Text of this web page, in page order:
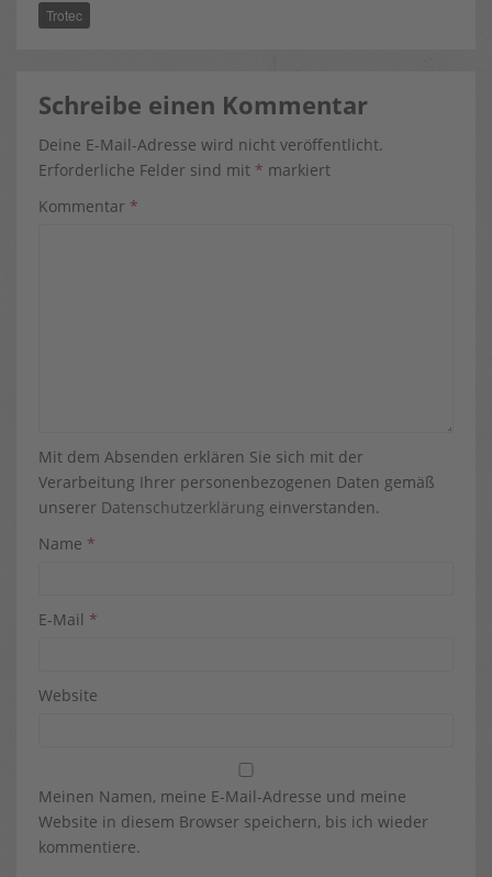
Trotec
Schreibe einen Kommentar
Deine E-Mail-Adresse wird nicht veröffentlicht.
Erforderliche Felder sind mit * markiert
Kommentar *
Mit dem Absenden erklären Sie sich mit der
Verarbeitung Ihrer personenbezogenen Daten gemäß
unserer Datenschutzerklärung einverstanden.
Name *
E-Mail *
Website
Meinen Namen, meine E-Mail-Adresse und meine
Website in diesem Browser speichern, bis ich wieder
kommentiere.